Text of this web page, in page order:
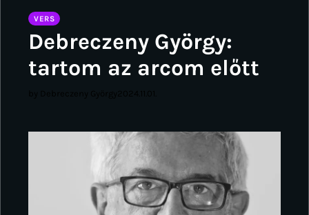
VERS
Debreczeny György:
tartom az arcom előtt